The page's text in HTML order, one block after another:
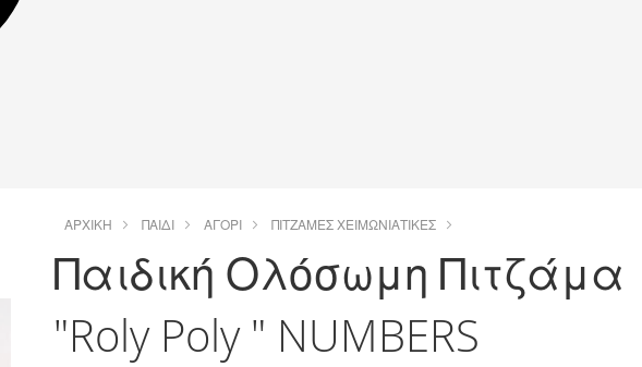
ΑΡΧΙΚΉ ΠΑΙΔΊ ΑΓΌΡΙ ΠΙΤΖΆΜΕΣ ΧΕΙΜΩΝΙΆΤΙΚΕΣ
Παιδική Ολόσωμη Πιτζάμα
"Roly Poly " NUMBERS